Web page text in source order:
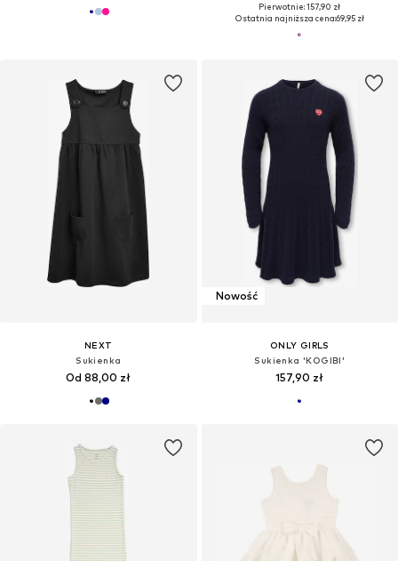
Pierwotnie: 157,90 zł
Ostatnia najniższa cena:69,95 zł
NEXT
Sukienka
Od 88,00 zł
Nowość
ONLY GIRLS
Sukienka 'KOGIBI'
157,90 zł